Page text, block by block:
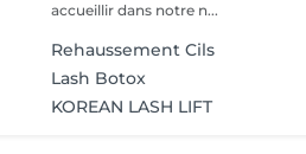
accueillir dans notre n...
Rehaussement Cils
Lash Botox
KOREAN LASH LIFT